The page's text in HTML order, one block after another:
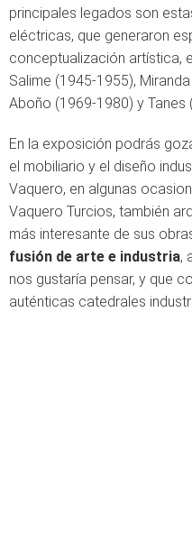
principales legados son
eléctricas, que generaron
conceptualización artística,
Salime (1945-1955),
Aboño (1969-1980) y Tanes
En la exposición podrás
el mobiliario y el diseño
Vaquero, en algunas
Vaquero Turcios, también
más interesante de sus
fusión de arte e industria,
nos gustaría pensar, y que
auténticas catedrales